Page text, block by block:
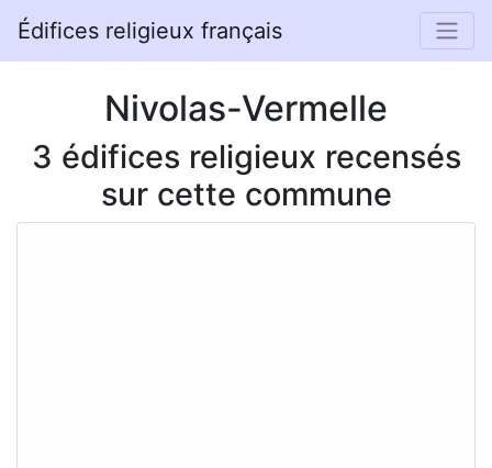
Édifices religieux français
Nivolas-Vermelle
3 édifices religieux recensés
sur cette commune